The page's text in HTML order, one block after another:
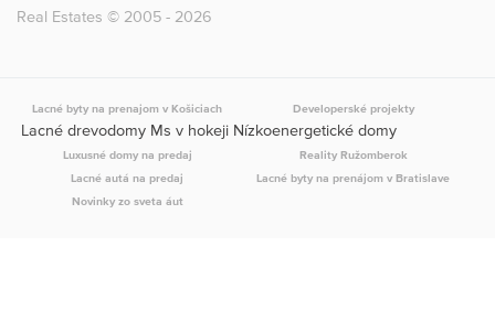
Real Estates © 2005 - 2026
Lacné byty na prenajom v Košiciach Developerské projekty
Lacné drevodomy Ms v hokeji Nízkoenergetické domy
Luxusné domy na predaj
Reality Ružomberok
Lacné autá na predaj
Lacné byty na prenájom v Bratislave
Novinky zo sveta áut